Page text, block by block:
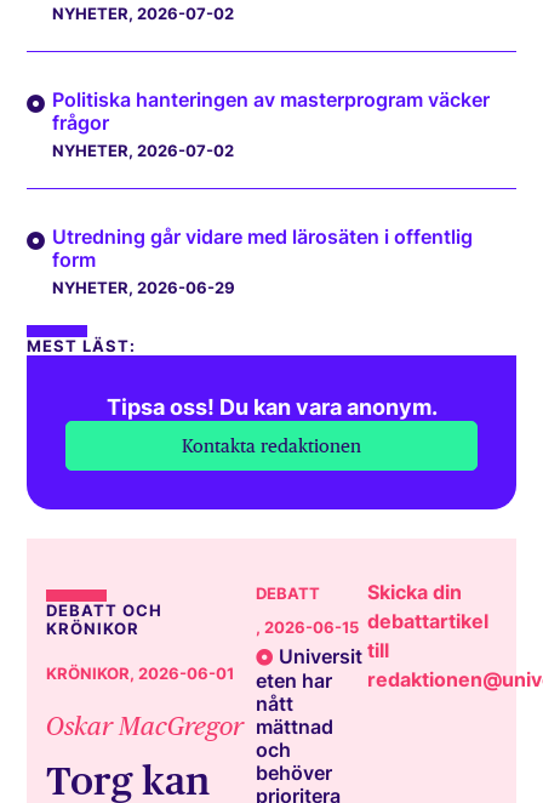
NYHETER, 2026-07-02
Politiska hanteringen av masterprogram väcker
frågor
NYHETER, 2026-07-02
Utredning går vidare med lärosäten i offentlig
form
NYHETER, 2026-06-29
MEST LÄST:
Tipsa oss! Du kan vara anonym.
Kontakta redaktionen
DEBATT OCH
KRÖNIKOR
KRÖNIKOR, 2026-06-01
Oskar MacGregor
Torg kan
DEBATT
, 2026-06-15
Universit
eten har
nått
mättnad
och
behöver
prioritera
Skicka din
debattartikel
till